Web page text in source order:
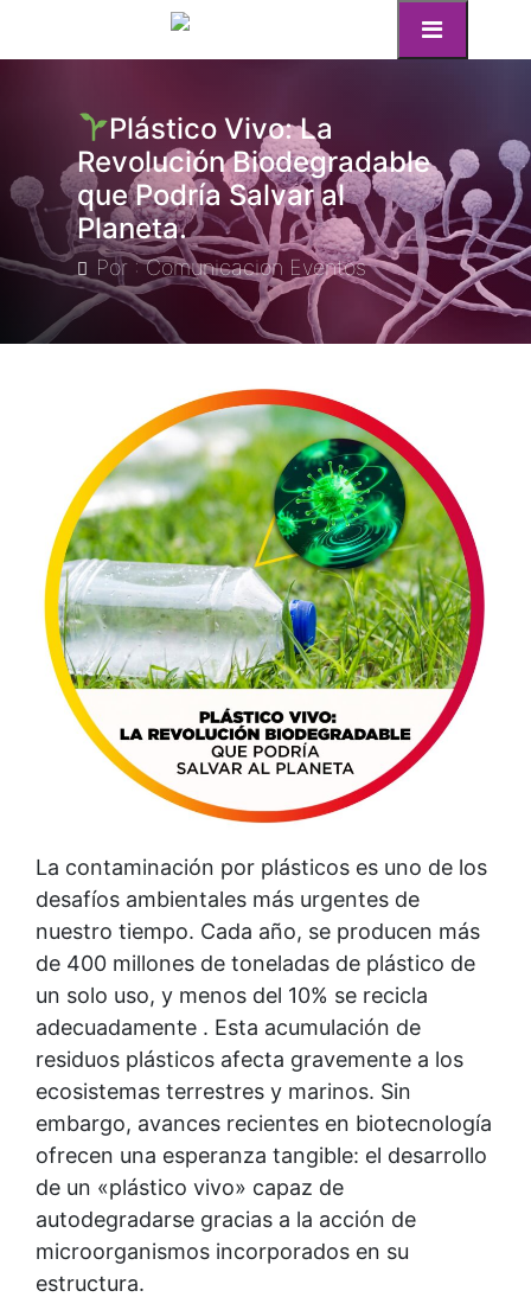
Plástico Vivo: La
Revolución Biodegradable
que Podría Salvar al
Planeta.
Por : Comunicacion Eventos
La contaminación por plásticos es uno de los
desafíos ambientales más urgentes de
nuestro tiempo. Cada año, se producen más
de 400 millones de toneladas de plástico de
un solo uso, y menos del 10% se recicla
adecuadamente . Esta acumulación de
residuos plásticos afecta gravemente a los
ecosistemas terrestres y marinos. Sin
embargo, avances recientes en biotecnología
ofrecen una esperanza tangible: el desarrollo
de un «plástico vivo» capaz de
autodegradarse gracias a la acción de
microorganismos incorporados en su
estructura.